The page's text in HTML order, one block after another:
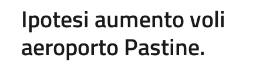
Ipotesi aumento voli
aeroporto Pastine.